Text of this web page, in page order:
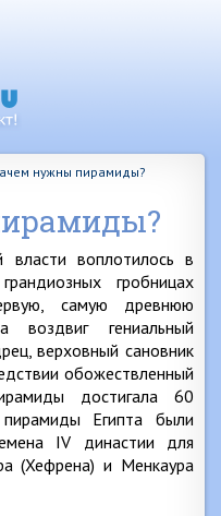
нужны пирамиды?
власти воплотилось в
гробницах
самую древнюю
воздвиг гениальный
верховный сановник
обожествленный
достигала 60
Египта были
IV династии для
(Хефрена) и Менкаура